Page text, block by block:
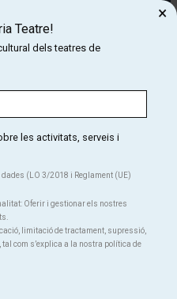
amb el públic de Guillem
Jiménez, neix aquest exercici
performance, humor, paraula i
pitjors pors en un salt
Teatre!
dels teatres de
les activitats, serveis i
(LO 3/2018 i Reglament (UE)
Oferir i gestionar els nostres
limitació de tractament, supressió,
com s’explica a la nostra política de
×